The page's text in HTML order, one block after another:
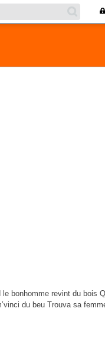
le bonhomme revint du bois
du beu Trouva sa